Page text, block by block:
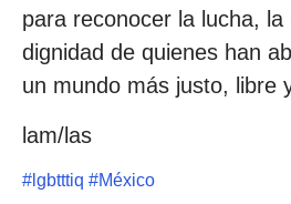
para reconocer la lucha,
dignidad de quienes han
un mundo más justo, libre
lam/las
# lgbtttiq #México